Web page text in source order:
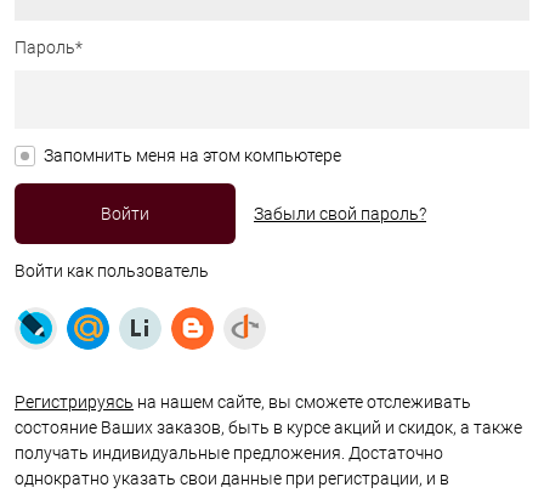
Пароль*
Запомнить меня на этом компьютере
Забыли свой пароль?
Войти как пользователь
Регистрируясь на нашем сайте, вы сможете отслеживать
состояние Ваших заказов, быть в курсе акций и скидок, а также
получать индивидуальные предложения. Достаточно
однократно указать свои данные при регистрации, и в